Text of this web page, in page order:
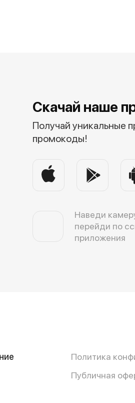
Скачай наше
Получай уникальные
промокоды!
Наведи
перейди по
приложения
Политика
Публичная